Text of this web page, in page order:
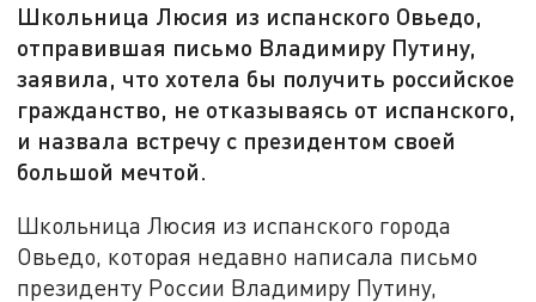
Школьница Люсия из испанского Овьедо,
отправившая письмо Владимиру Путину,
заявила, что хотела бы получить российское
гражданство, не отказываясь от испанского,
и назвала встречу с президентом своей
большой мечтой.
Школьница Люсия из испанского города
Овьедо, которая недавно написала письмо
президенту России Владимиру Путину,